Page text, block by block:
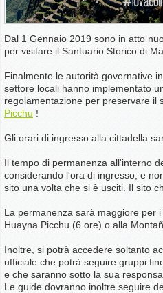
Dal 1 Gennaio 2019 sono in atto
per visitare il Santuario Storico di
Finalmente le autorità governative
settore locali hanno implementato
regolamentazione per preservare il
Picchu !
Gli orari di ingresso alla cittadella
Il tempo di permanenza all'interno
considerando l'ora di ingresso, e
sito una volta che si è usciti. Il sito
La permanenza sarà maggiore per
Huayna Picchu (6 ore) o alla
Inoltre, si potrà accedere soltanto
ufficiale che potrà seguire gruppi
e che saranno sotto la sua
Le guide dovranno inoltre seguire